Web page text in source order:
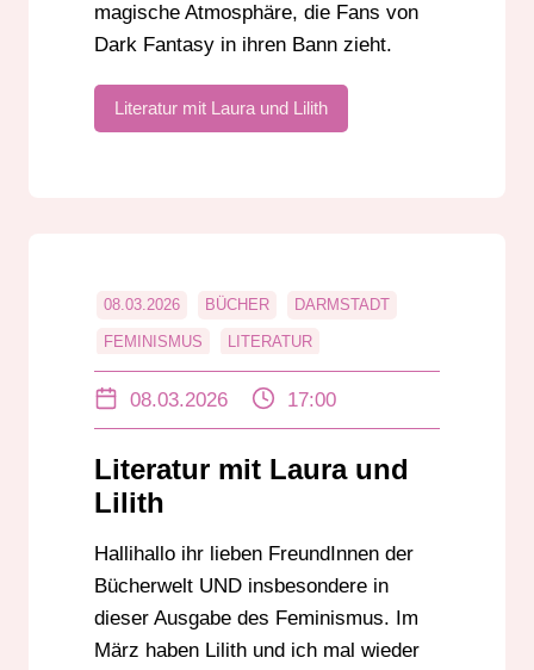
magische Atmosphäre, die Fans von
Dark Fantasy in ihren Bann zieht.
Literatur mit Laura und Lilith
08.03.2026 BÜCHER DARMSTADT
FEMINISMUS LITERATUR
08.03.2026 17:00
Literatur mit Laura und
Lilith
Hallihallo ihr lieben FreundInnen der
Bücherwelt UND insbesondere in
dieser Ausgabe des Feminismus. Im
März haben Lilith und ich mal wieder